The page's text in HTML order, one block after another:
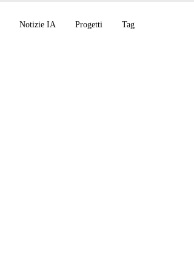
Notizie IA Progetti Tag